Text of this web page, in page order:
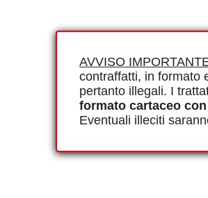
AVVISO
contraffatti, in formato
pertanto illegali. I
formato cartaceo
Eventuali illeciti